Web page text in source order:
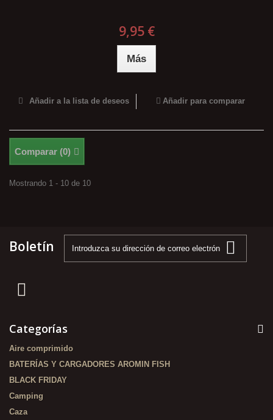
9,95 €
Más
Añadir a la lista de deseos Añadir para comparar
Comparar (0)
Mostrando 1 - 10 de 10
Boletín
Categorías
Aire comprimido
BATERÍAS Y CARGADORES AROMIN FISH
BLACK FRIDAY
Camping
Caza